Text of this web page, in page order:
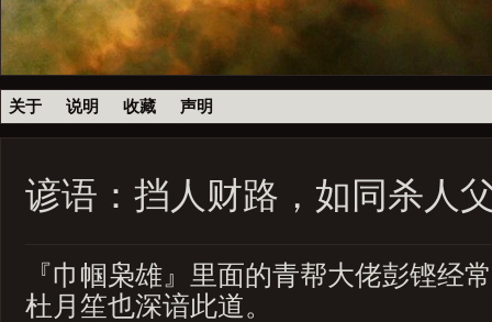
关于 说明 收藏 声明
谚语：挡人财路，如同杀人
『巾帼枭雄』里面的青帮大佬彭铿经
杜月笙也深谙此道。